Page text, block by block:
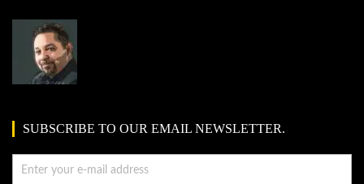
SUBSCRIBE TO OUR EMAIL NEWSLETTER.